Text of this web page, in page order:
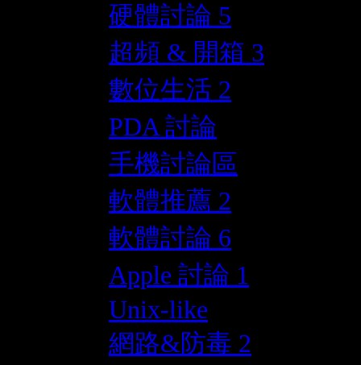
硬體討論 5
超頻 & 開箱 3
數位生活 2
PDA 討論
手機討論區
軟體推薦 2
軟體討論 6
Apple 討論 1
Unix-like
網路&防毒 2